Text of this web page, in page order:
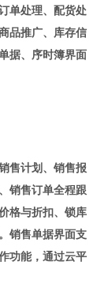
单处理、配货处
品推广、库存信
据、序时簿界面
售计划、销售报
销售订单全程跟
格与折扣、锁库
销售单据界面支
功能，通过云平